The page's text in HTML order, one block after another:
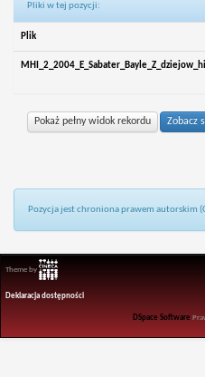
Pliki w tej pozycji:
Plik
Pokaż pełny widok rekordu Zobacz
Pozycja jest chroniona prawem autorskim
Theme by
Deklaracja dostępności
DSpace Software